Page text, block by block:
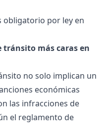
obligatorio por ley en
tránsito más caras en
no solo implican un
económicas
las infracciones de
el reglamento de